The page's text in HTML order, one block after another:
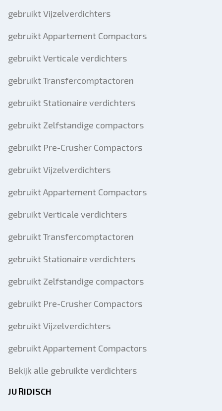
gebruikt Vijzelverdichters
gebruikt Appartement Compactors
gebruikt Verticale verdichters
gebruikt Transfercomptactoren
gebruikt Stationaire verdichters
gebruikt Zelfstandige compactors
gebruikt Pre-Crusher Compactors
gebruikt Vijzelverdichters
gebruikt Appartement Compactors
gebruikt Verticale verdichters
gebruikt Transfercomptactoren
gebruikt Stationaire verdichters
gebruikt Zelfstandige compactors
gebruikt Pre-Crusher Compactors
gebruikt Vijzelverdichters
gebruikt Appartement Compactors
Bekijk alle gebruikte verdichters
JURIDISCH